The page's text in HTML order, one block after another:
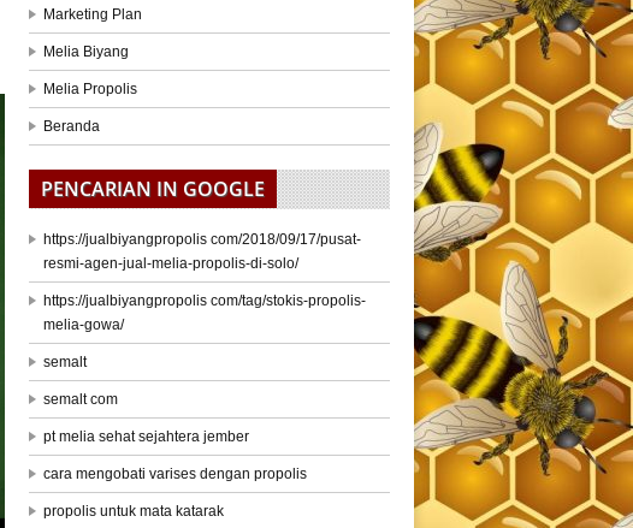
Marketing Plan
Melia Biyang
Melia Propolis
Beranda
PENCARIAN IN GOOGLE
https://jualbiyangpropolis com/2018/09/17/pusat-
resmi-agen-jual-melia-propolis-di-solo/
https://jualbiyangpropolis com/tag/stokis-propolis-
melia-gowa/
semalt
semalt com
pt melia sehat sejahtera jember
cara mengobati varises dengan propolis
propolis untuk mata katarak